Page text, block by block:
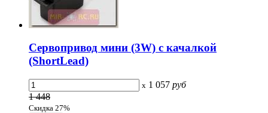
Сервопривод мини (3W) с качалкой
(ShortLead)
x 1 057 руб
1 448
Скидка 27%